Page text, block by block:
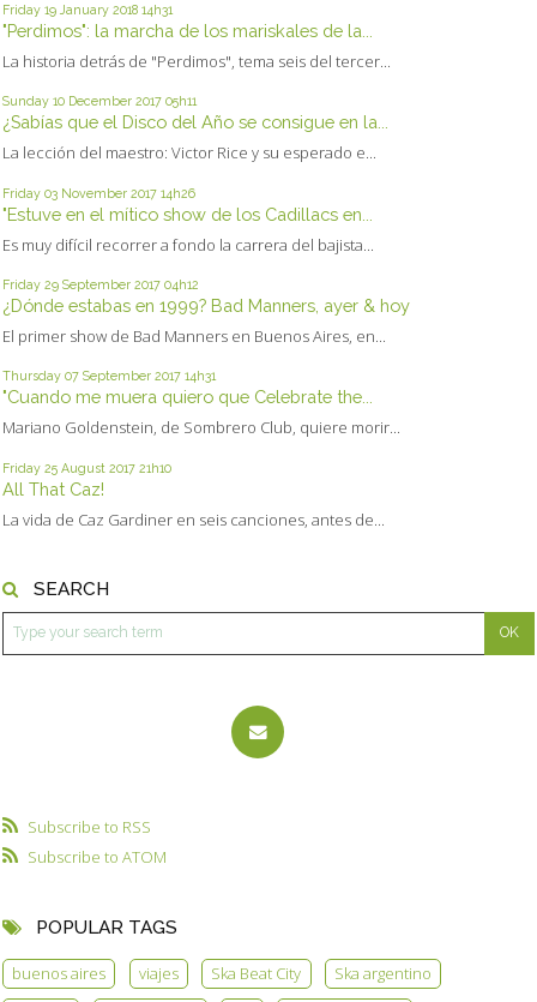
Friday 19 January 2018 14h31
"Perdimos": la marcha de los mariskales de la...
La historia detrás de "Perdimos", tema seis del tercer...
Sunday 10 December 2017 05h11
¿Sabías que el Disco del Año se consigue en la...
La lección del maestro: Victor Rice y su esperado e...
Friday 03 November 2017 14h26
"Estuve en el mítico show de los Cadillacs en...
Es muy difícil recorrer a fondo la carrera del bajista...
Friday 29 September 2017 04h12
¿Dónde estabas en 1999? Bad Manners, ayer & hoy
El primer show de Bad Manners en Buenos Aires, en...
Thursday 07 September 2017 14h31
"Cuando me muera quiero que Celebrate the...
Mariano Goldenstein, de Sombrero Club, quiere morir...
Friday 25 August 2017 21h10
All That Caz!
La vida de Caz Gardiner en seis canciones, antes de...
SEARCH
Subscribe to RSS
Subscribe to ATOM
POPULAR TAGS
buenos aires viajes Ska Beat City
Ska argentino